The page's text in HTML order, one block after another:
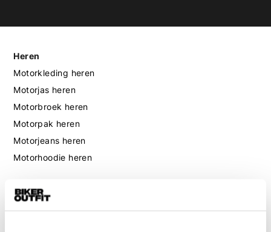
Heren
Motorkleding heren
Motorjas heren
Motorbroek heren
Motorpak heren
Motorjeans heren
Motorhoodie heren
Motorhelm heren